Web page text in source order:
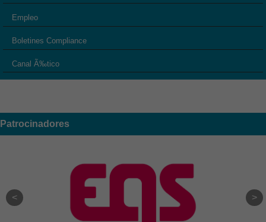
Empleo
Boletines Compliance
Canal Ã‰tico
Patrocinadores